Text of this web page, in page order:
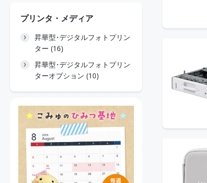
プリンタ・メディア
昇華型･デジタルフォトプリン
ター (16)
昇華型･デジタルフォトプリン
ターオプション (10)